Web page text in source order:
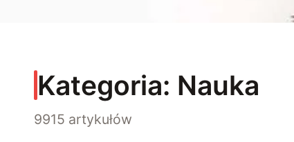
Kategoria: Nauka
9915 artykułów